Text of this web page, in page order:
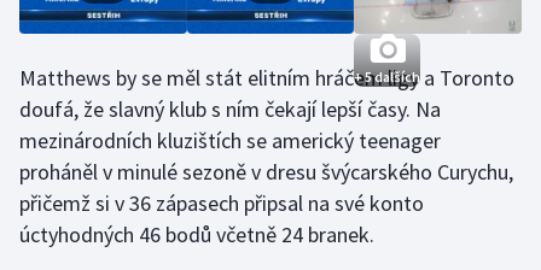
+ 5 dalších
Matthews by se měl stát elitním hráčem ligy a Toronto
doufá, že slavný klub s ním čekají lepší časy. Na
mezinárodních kluzištích se americký teenager
proháněl v minulé sezoně v dresu švýcarského Curychu,
přičemž si v 36 zápasech připsal na své konto
úctyhodných 46 bodů včetně 24 branek.